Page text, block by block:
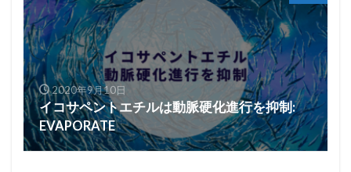
2020年9月10日
イコサペントエチルは動脈硬化進行を抑制:
EVAPORATE